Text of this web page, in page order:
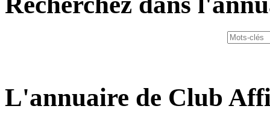
L'annuaire de Club